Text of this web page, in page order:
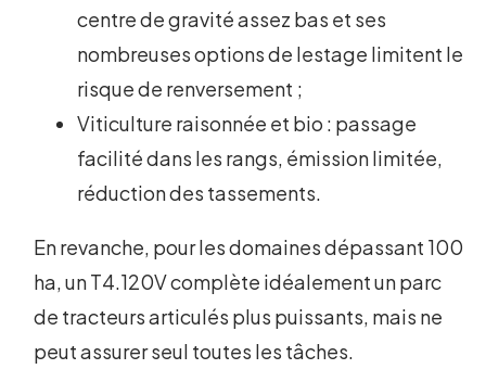
centre de gravité assez bas et ses
nombreuses options de lestage limitent le
risque de renversement ;
Viticulture raisonnée et bio : passage
facilité dans les rangs, émission limitée,
réduction des tassements.
En revanche, pour les domaines dépassant 100
ha, un T4.120V complète idéalement un parc
de tracteurs articulés plus puissants, mais ne
peut assurer seul toutes les tâches.